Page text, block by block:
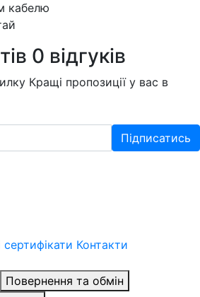
кабелю
0 відгуків
Кращі пропозиції у вас в
Підписатись
Контакти
Повернення та обмін